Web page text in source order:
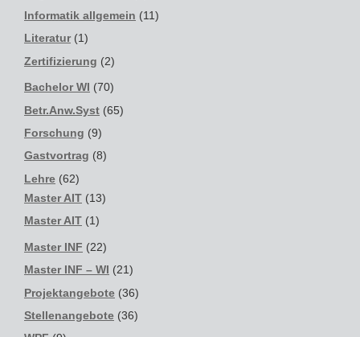
Informatik allgemein (11)
Literatur(1)
Zertifizierung (2)
Bachelor WI (70)
Betr.Anw.Syst (65)
Forschung (9)
Gastvortrag (8)
Lehre (62)
Master AIT (13)
Master AIT (1)
Master INF (22)
Master INF – WI (21)
Projektangebote (36)
Stellenangebote (36)